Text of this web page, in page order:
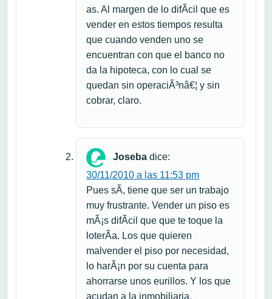
as. Al margen de lo difÃ­cil que es
vender en estos tiempos resulta
que cuando venden uno se
encuentran con que el banco no
da la hipoteca, con lo cual se
quedan sin operaciÃ³nâ€¦ y sin
cobrar, claro.
Joseba dice:
30/11/2010 a las 11:53 pm
Pues sÃ­, tiene que ser un trabajo
muy frustrante. Vender un piso es
mÃ¡s difÃ­cil que que te toque la
loterÃ­a. Los que quieren
malvender el piso por necesidad,
lo harÃ¡n por su cuenta para
ahorrarse unos eurillos. Y los que
acudan a la inmobiliaria,